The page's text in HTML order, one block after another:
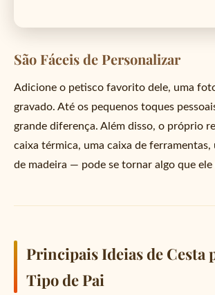
São Fáceis de Personalizar
Adicione o petisco favorito dele, uma
gravado. Até os pequenos toques
grande diferença. Além disso, o próprio
caixa térmica, uma caixa de ferramentas,
de madeira — pode se tornar algo que ele
Principais Ideias de Cesta
Tipo de Pai